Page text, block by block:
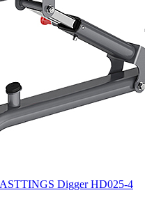
Digger HD025-4